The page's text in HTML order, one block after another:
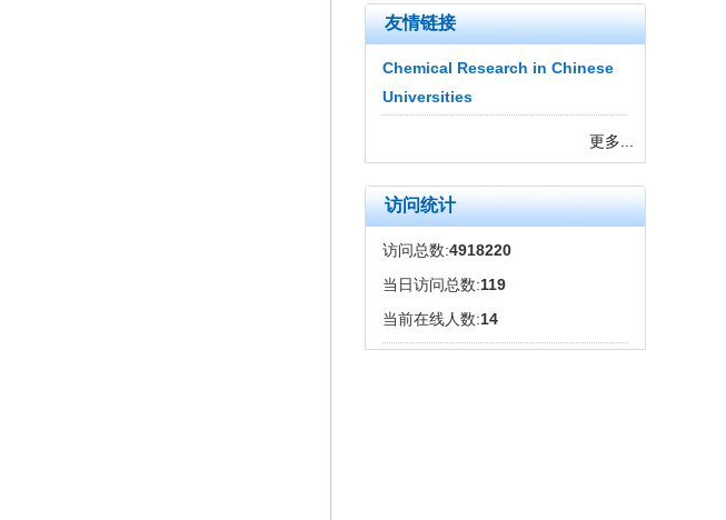
友情链接
Chemical Research in Chinese
Universities
更多...
访问统计
访问总数:4918220
当日访问总数:119
当前在线人数:14